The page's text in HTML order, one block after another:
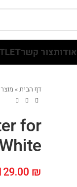
אודותצור קשר
דף הבית»
for
₪